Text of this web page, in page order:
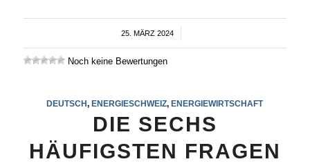
25. MÄRZ 2024
/
Noch keine Bewertungen
DEUTSCH, ENERGIESCHWEIZ, ENERGIEWIRTSCHAFT
DIE SECHS
HÄUFIGSTEN FRAGEN